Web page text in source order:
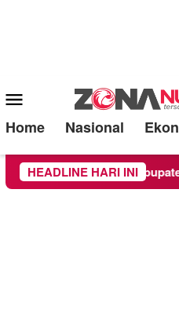
Mobile
Menu
Home Nasional
HEADLINE HARI INI
Wilayah Kabupaten Malang,